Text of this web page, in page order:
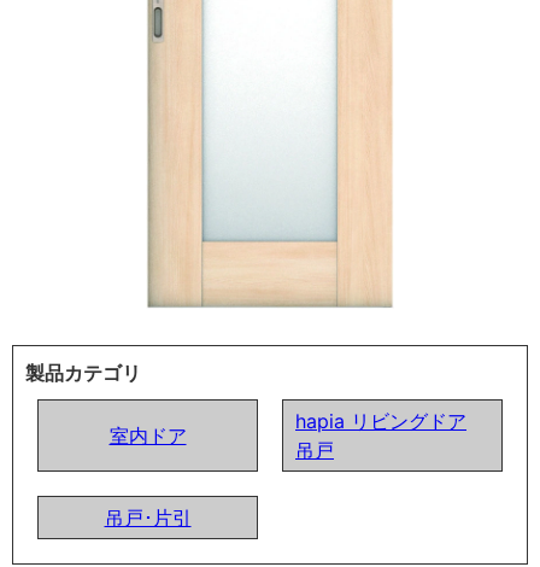
製品カテゴリ
室内ドア
hapia リビングドア
吊戸
吊戸･片引